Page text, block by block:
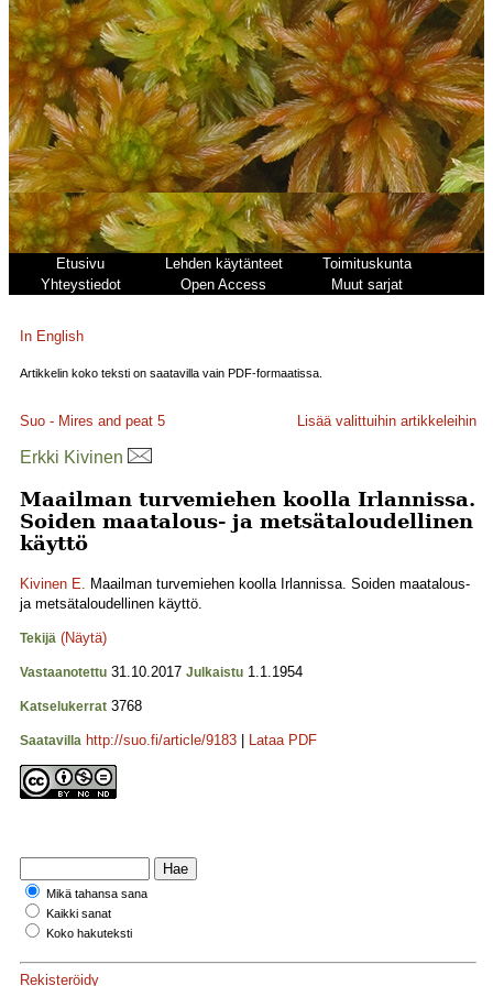
Etusivu Lehden käytänteet
Toimituskunta
Yhteystiedot
Open Access Muut sarjat
In English
Artikkelin koko teksti on saatavilla vain PDF-formaatissa.
Suo - Mires and peat 5 Lisää valittuihin artikkeleihin
Erkki Kivinen
Maailman turvemiehen koolla Irlannissa.
Soiden maatalous- ja metsätaloudellinen
käyttö
Kivinen E. Maailman turvemiehen koolla Irlannissa. Soiden maatalous-
ja metsätaloudellinen käyttö.
Tekijä (Näytä)
Vastaanotettu 31.10.2017 Julkaistu 1.1.1954
Katselukerrat 3768
Saatavilla http://suo.fi/article/9183 Lataa PDF
Mikä tahansa sana
Kaikki sanat
Koko hakuteksti
Rekisteröidy